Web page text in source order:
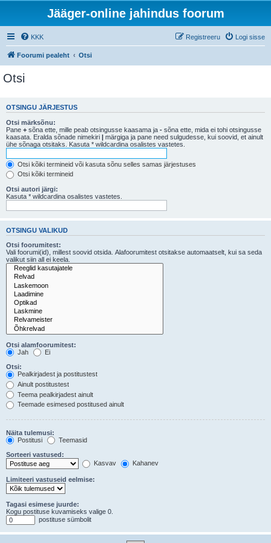
Jääger-online jahindus foorum
KKK Logi sisse
Registreeru
Foorumi pealeht Otsi
Otsi
OTSINGU JÄRJESTUS
Otsi märksõnu:
Pane + sõna ette, mille peab otsingusse kaasama ja - sõna ette, mida ei tohi otsingusse
kaasata. Eralda sõnade nimekiri | märgiga ja pane need sulgudesse, kui soovid, et ainult
ühe sõnaga otsitaks. Kasuta * wildcardina osalistes vastetes.
Otsi kõiki termineid või kasuta sõnu selles samas järjestuses
Otsi kõiki termineid
Otsi autori järgi:
Kasuta * wildcardina osalistes vastetes.
OTSINGU VALIKUD
Otsi foorumitest:
Vali foorumi(id), millest soovid otsida. Alafoorumitest otsitakse automaatselt, kui sa seda
valikut siin all ei keela.
Otsi alamfoorumitest:
Jah
Ei
Otsi:
Pealkirjadest ja postitustest
Ainult postitustest
Teema pealkirjadest ainult
Teemade esimesed postitused ainult
Näita tulemusi:
Postitusi
Teemasid
Sorteeri vastused:
Kasvav
Kahanev
Limiteeri vastuseid eelmise:
Tagasi esimese juurde:
Kogu postituse kuvamiseks valige 0.
postituse sümbolit